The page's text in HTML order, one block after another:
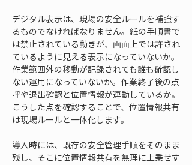
デジタル表示は、現場の安全ルールを補強す
るものでなければなりません。紙の手順書で
は禁止されている動きが、画面上では許され
ているように見える表示になっていないか。
作業範囲外の移動が記録されても誰も確認し
ない運用になっていないか。作業終了後の点
呼や退出確認と位置情報が連動しているか。
こうした点を確認することで、位置情報共有
は現場ルールと一体化します。
導入時には、既存の安全管理手順をそのまま
残し、そこに位置情報共有を無理に上乗せす